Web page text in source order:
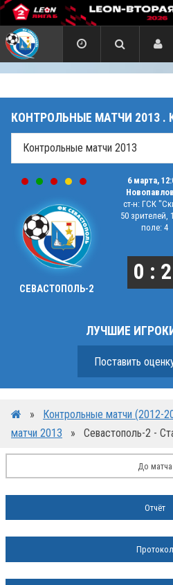
КОНТРОЛЬНЫЕ МАТЧИ 2013
СЕВАСТОПОЛЬ-2
6 марта,
ст-н: ГСК
50 зрителей,
поле: 4
0 : 2
ЛУЧШИЕ
Поставить
» Контрольные матчи (2012-
матчи 2013
» Севастополь-2 -
До матча
Отчёт
Протокол